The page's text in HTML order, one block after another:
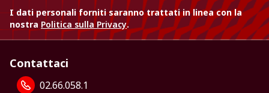
I dati personali forniti saranno trattati in linea con la
nostra Politica sulla Privacy.
Contattaci
02.66.058.1